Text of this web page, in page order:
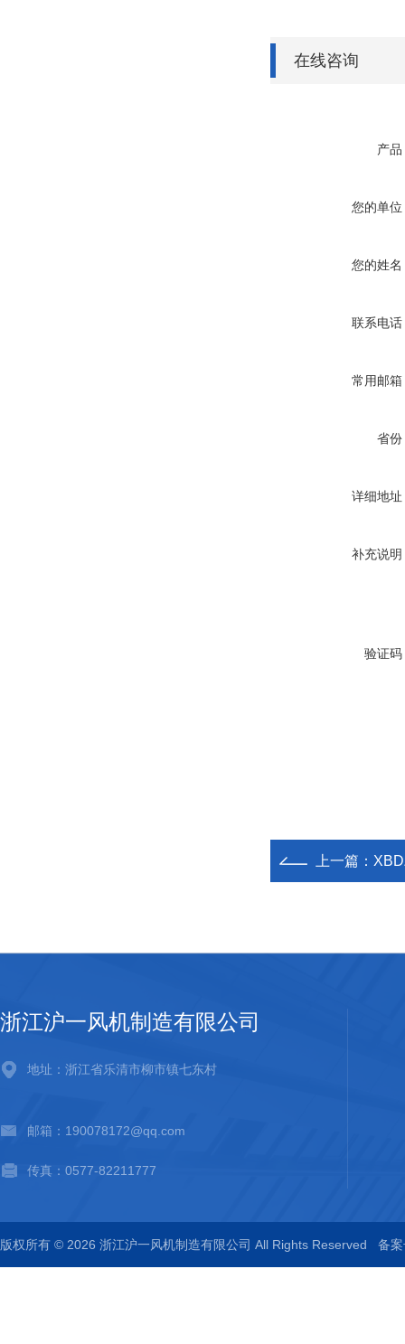
在线咨询
产品
您的单位
您的姓名
联系电话
常用邮箱
省份
详细地址
补充说明
验证码
上一篇：
浙江沪一风机制造有限公司
地址：浙江省乐清市柳市镇七东村
邮箱：190078172@qq.com
传真：0577-82211777
版权所有 © 2026 浙江沪一风机制造有限公司 All Rights Reserved 备